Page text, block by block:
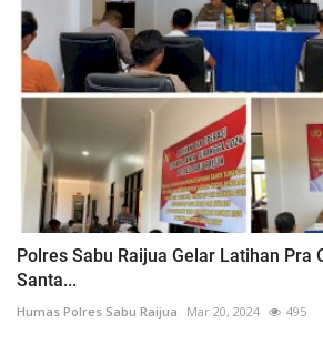
Polres Sabu Raijua Gelar Latihan Pra
Santa...
Humas Polres Sabu Raijua Mar 20, 2024 495